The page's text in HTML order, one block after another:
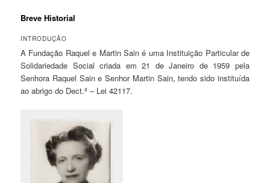
Breve Historial
INTRODUÇÃO
A Fundação Raquel e Martin Sain é uma Instituição Particular de
Solidariedade Social criada em 21 de Janeiro de 1959 pela
Senhora Raquel Sain e Senhor Martin Sain, tendo sido instituída
ao abrigo do Dect.º – Lei 42117.